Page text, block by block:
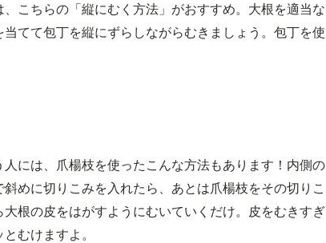
こちらの「縦にむく方法」がおすすめ。大根を適当な
てて包丁を縦にずらしながらむきましょう。包丁を使
には、爪楊枝を使ったこんな方法もあります！内側の
めに切りこみを入れたら、あとは爪楊枝をその切りこ
根の皮をはがすようにむいていくだけ。皮をむきすぎ
むけますよ。